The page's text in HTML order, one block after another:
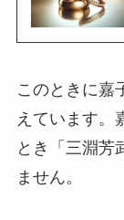
このときに嘉
えています。
とき「三淵芳
ません。